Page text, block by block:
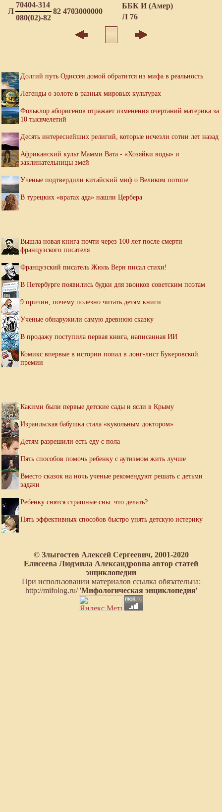
Л
70404-314
82 4703000000
080(02)-82
ББК И (Амер)
Л 76
Долгий путь Одиссея домой обратится из мифа в реальность
Легенды о золоте в разных мировых культурах
Фольклор аборигенов отражает изменения очертаний материка за
10 тысячелетий
Десять интереснейших религий, которые исчезли сотни лет назад
Африканский культ Мамми Вата - «Хозяйки воды» и
заклинательницы змей
Ученые подтвердили китайский миф о Великом потопе
В турецких «вратах ада» нашли Цербера
Вышла новая книга почти через 100 лет после смерти
французского писателя
Французский писатель Жюль Верн писал стихи!
В Петербурге появились будки для звонков советским поэтам
9 причин, почему полезно читать детям книги
Ученые обнаружили самую древнюю сказку
В продажу поступила первая книга, написанная ИИ
Комикс впервые в истории попал в лонг-лист Букеровской
премии
Какими были первые детские сады и ясли в Крыму
Израильская бабушка стала «кукольным доктором»
Детям разрешили есть еду с пола
Пять способов помочь ребенку с аутизмом жить лучше
Вместо сказок на ночь ученые рекомендуют решать с детьми
задачи
Ребенку снятся страшные сны: что делать?
Пять эффективных способов быстро унять детскую истерику
© Злыгостев Алексей Сергеевич, 2001-2020
Елисеева Людмила Александровна автор статей
энциклопедии
При использовании материалов ссылка обязательна:
http://mifolog.ru/ 'Мифологическая энциклопедия'